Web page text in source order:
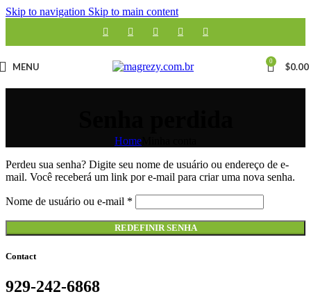
Skip to navigation Skip to main content
MENU 0 $0.00
Home
Perdeu sua senha? Digite seu nome de usuário ou endereço de e-
mail. Você receberá um link por e-mail para criar uma nova senha.
Nome de usuário ou e-mail *
REDEFINIR SENHA
Contact
929-242-6868